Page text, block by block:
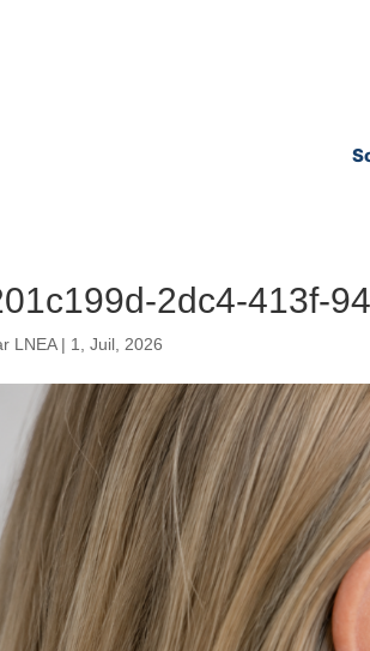
2dc4-413f-
LNEA| 1, Juil, 2026